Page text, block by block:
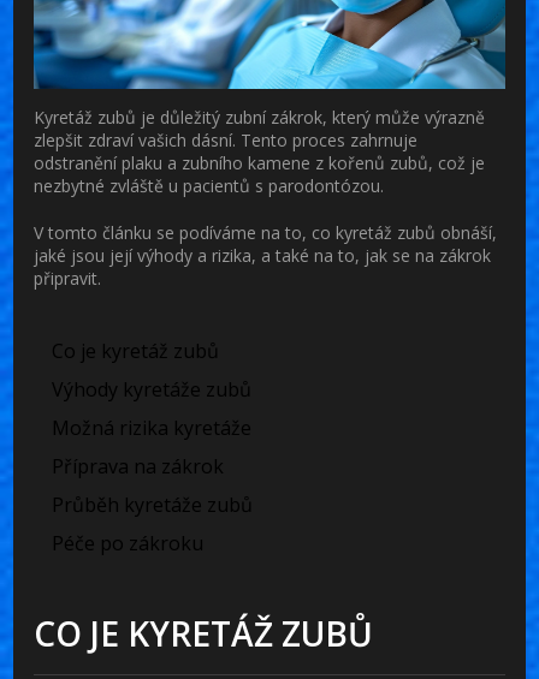
Kyretáž zubů je důležitý zubní zákrok, který může výrazně
zlepšit zdraví vašich dásní. Tento proces zahrnuje
odstranění plaku a zubního kamene z kořenů zubů, což je
nezbytné zvláště u pacientů s parodontózou.
V tomto článku se podíváme na to, co kyretáž zubů obnáší,
jaké jsou její výhody a rizika, a také na to, jak se na zákrok
připravit.
Co je kyretáž zubů
Výhody kyretáže zubů
Možná rizika kyretáže
Příprava na zákrok
Průběh kyretáže zubů
Péče po zákroku
CO JE KYRETÁŽ ZUBŮ